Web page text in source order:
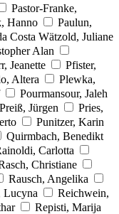
Pastor-Franke,
Hanno
Paulun,
Costa Wätzold, Juliane
Alan
Jeanette
Pfister,
Altera
Plewka,
Pourmansour, Jaleh
Preiß, Jürgen
Pries,
Punitzer, Karin
Quirmbach, Benedikt
Carlotta
Christiane
Rausch, Angelika
Lucyna
Reichwein,
Repisti, Marija